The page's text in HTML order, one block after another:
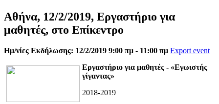
Αθήνα, 12/2/2019, Εργαστήριο για
μαθητές, στο Επίκεντρο
Ημ/νίες Εκδήλωσης: 12/2/2019 9:00 πμ - 11:00 πμ Export event
Eργαστήριο για μαθητές - «Εγωιστής
γίγαντας»
2018-2019